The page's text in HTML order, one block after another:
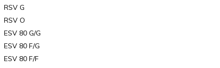
RSV G
RSV O
ESV 80 G/G
ESV 80 F/G
ESV 80 F/F